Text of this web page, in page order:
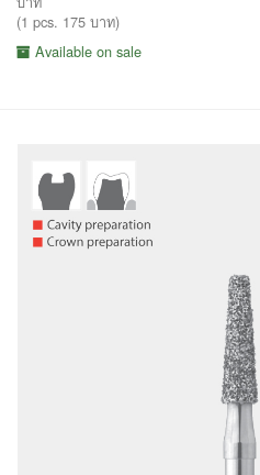
(1 pcs. 175 บาท)
Available on sale